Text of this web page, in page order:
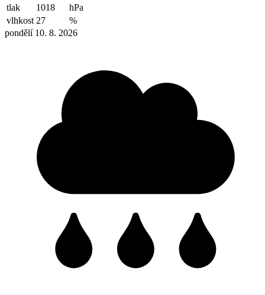
tlak
1018
hPa
vlhkost 27
%
pondělí 10. 8. 2026